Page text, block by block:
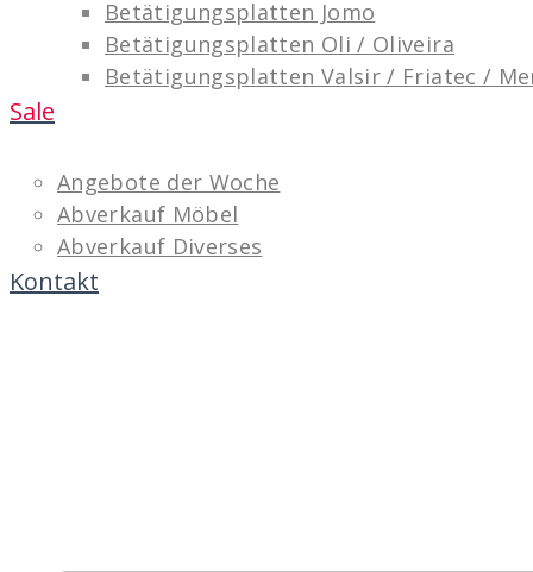
Betätigungsplatten Jomo
Betätigungsplatten Oli / Oliveira
Betätigungsplatten Valsir / Friatec /
Sale
Angebote der Woche
Abverkauf Möbel
Abverkauf Diverses
Kontakt